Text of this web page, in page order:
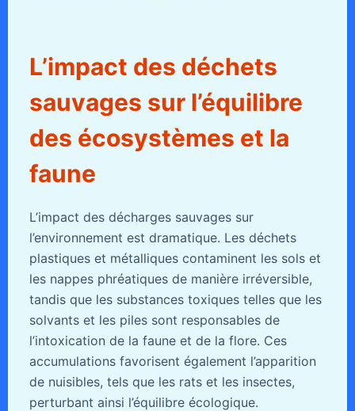
L’impact des déchets
sauvages sur l’équilibre
des écosystèmes et la
faune
L’impact des décharges sauvages sur
l’environnement est dramatique. Les déchets
plastiques et métalliques contaminent les sols et
les nappes phréatiques de manière irréversible,
tandis que les substances toxiques telles que les
solvants et les piles sont responsables de
l’intoxication de la faune et de la flore. Ces
accumulations favorisent également l’apparition
de nuisibles, tels que les rats et les insectes,
perturbant ainsi l’équilibre écologique.